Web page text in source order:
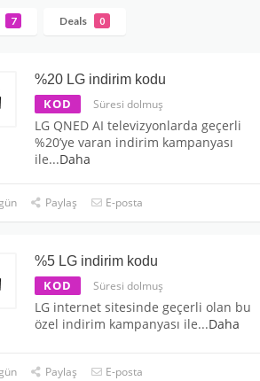
7 Deals 0
%20 LG indirim kodu
KOD Süresi dolmuş
LG QNED AI televizyonlarda geçerli
%20’ye varan indirim kampanyası
ile...Daha
Paylaş E-posta
%5 LG indirim kodu
KOD Süresi dolmuş
LG internet sitesinde geçerli olan bu
özel indirim kampanyası ile...Daha
Paylaş E-posta